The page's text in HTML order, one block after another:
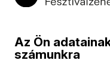
Vezényel
Szólista
Az Ön
számunkra